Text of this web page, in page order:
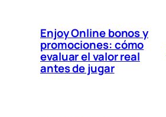
Enjoy Online bonos y
promociones: cómo
evaluar el valor real
antes de jugar